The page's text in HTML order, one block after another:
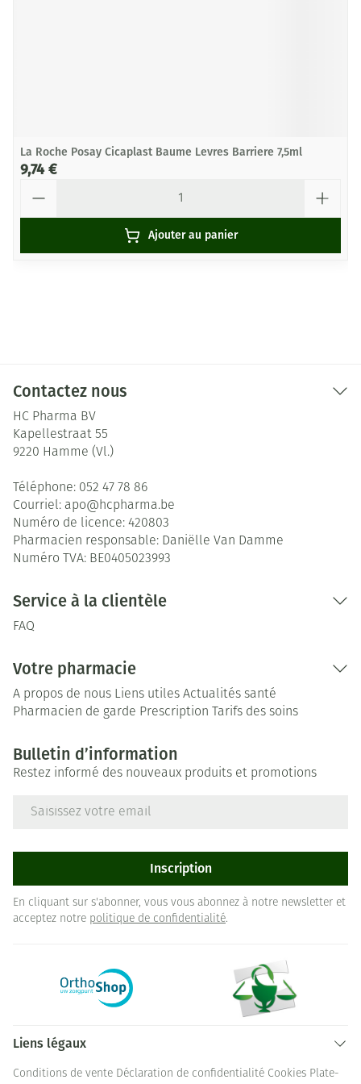
La Roche Posay Cicaplast Baume Levres Barriere 7,5ml
9,74 €
Ajouter au panier
Contactez nous
HC Pharma BV
Kapellestraat 55
9220 Hamme (Vl.)
Téléphone: 052 47 78 86
Courriel: apo@hcpharma.be
Numéro de licence: 420803
Pharmacien responsable: Daniëlle Van Damme
Numéro TVA: BE0405023993
Service à la clientèle
FAQ
Votre pharmacie
A propos de nous Liens utiles Actualités santé
Pharmacien de garde Prescription Tarifs des soins
Bulletin d’information
Restez informé des nouveaux produits et promotions
Inscription
En cliquant sur s'abonner, vous vous abonnez à notre newsletter et
acceptez notre politique de confidentialité.
Liens légaux
Conditions de vente Déclaration de confidentialité Cookies Plate-